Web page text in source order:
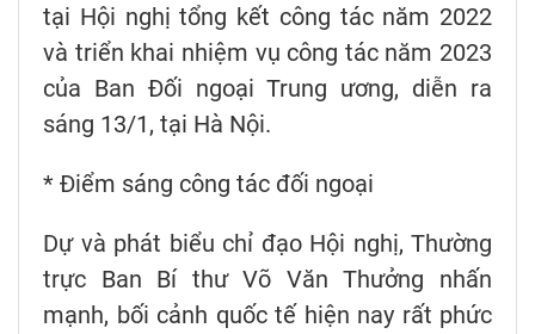
tại Hội nghị tổng kết công tác năm 2022
và triển khai nhiệm vụ công tác năm 2023
của Ban Đối ngoại Trung ương, diễn ra
sáng 13/1, tại Hà Nội.
* Điểm sáng công tác đối ngoại
Dự và phát biểu chỉ đạo Hội nghị, Thường
trực Ban Bí thư Võ Văn Thưởng nhấn
mạnh, bối cảnh quốc tế hiện nay rất phức